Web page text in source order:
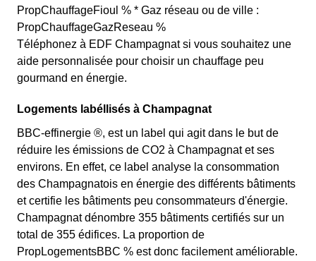
PropChauffageFioul % * Gaz réseau ou de ville :
PropChauffageGazReseau %
Téléphonez à EDF Champagnat si vous souhaitez une
aide personnalisée pour choisir un chauffage peu
gourmand en énergie.
Logements labéllisés à Champagnat
BBC-effinergie ®, est un label qui agit dans le but de
réduire les émissions de CO2 à Champagnat et ses
environs. En effet, ce label analyse la consommation
des Champagnatois en énergie des différents bâtiments
et certifie les bâtiments peu consommateurs d'énergie.
Champagnat dénombre 355 bâtiments certifiés sur un
total de 355 édifices. La proportion de
PropLogementsBBC % est donc facilement améliorable.